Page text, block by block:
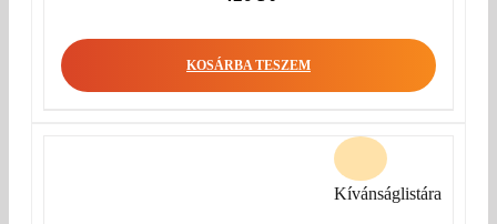
KOSÁRBA TESZEM
Kívánságlistára